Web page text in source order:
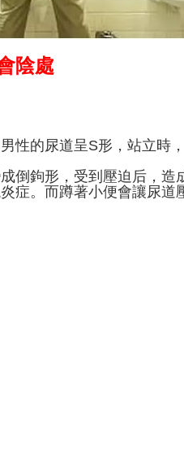
陰處
性的尿道呈S形，站立時
倒鉤形，受到壓迫后，
症。而蹲著小便會讓尿